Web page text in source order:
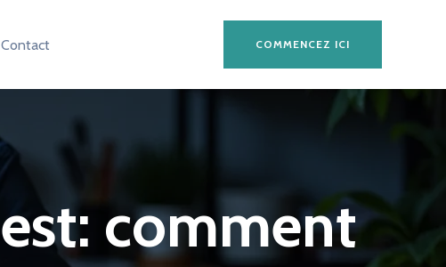
Contact COMMENCEZ ICI
comment